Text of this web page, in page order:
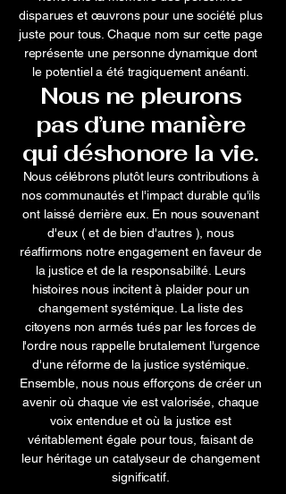
disparues et œuvrons pour une société plus
juste pour tous. Chaque nom sur cette page
représente une personne dynamique dont
le potentiel a été tragiquement anéanti.
Nous ne pleurons
pas d’une manière
qui déshonore la vie.
Nous célébrons plutôt leurs contributions à
nos communautés et l'impact durable qu'ils
ont laissé derrière eux. En nous souvenant
d'eux (et de bien d'autres), nous
réaffirmons notre engagement en faveur de
la justice et de la responsabilité. Leurs
histoires nous incitent à plaider pour un
changement systémique. La liste des
citoyens non armés tués par les forces de
l'ordre nous rappelle brutalement l'urgence
d'une réforme de la justice systémique.
Ensemble, nous nous efforçons de créer un
avenir où chaque vie est valorisée, chaque
voix entendue et où la justice est
véritablement égale pour tous, faisant de
leur héritage un catalyseur de changement
significatif.